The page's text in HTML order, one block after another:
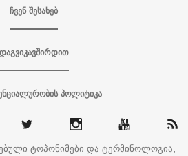
ჩვენ შესახებ
დაგვიკავშირდით
პოლიტიკა
ტოპონიმები და ტერმინოლოგია,